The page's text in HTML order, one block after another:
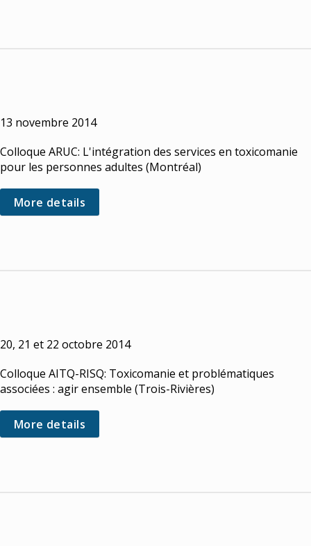
13 novembre 2014
Colloque ARUC: L'intégration des services en toxicomanie
pour les personnes adultes (Montréal)
More details
20, 21 et 22 octobre 2014
Colloque AITQ-RISQ: Toxicomanie et problématiques
associées : agir ensemble (Trois-Rivières)
More details